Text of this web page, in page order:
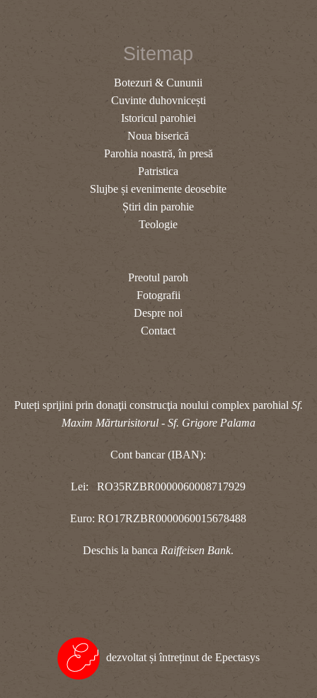
Sitemap
Botezuri & Cununii
Cuvinte duhovnicești
Istoricul parohiei
Noua biserică
Parohia noastră, în presă
Patristica
Slujbe și evenimente deosebite
Știri din parohie
Teologie
Preotul paroh
Fotografii
Despre noi
Contact
Puteți sprijini prin donaţii construcţia noului complex parohial Sf.
Maxim Mărturisitorul - Sf. Grigore Palama
Cont bancar (IBAN):
Lei: RO35RZBR0000060008717929
Euro: RO17RZBR0000060015678488
Deschis la banca Raiffeisen Bank.
dezvoltat și întreținut de Epectasys